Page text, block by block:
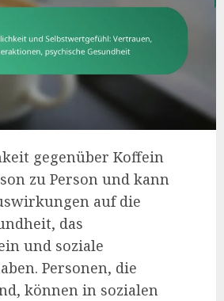
gegenüber Koffein
zu Person und kann
auf die
das
und soziale
Personen, die
können in sozialen